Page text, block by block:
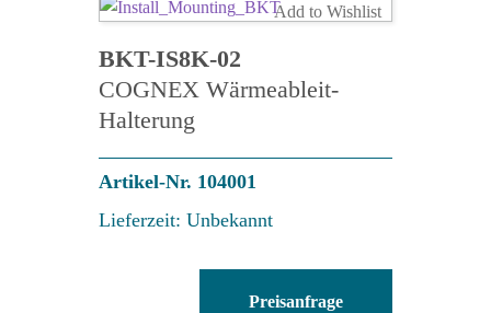
Add to Wishlist
BKT-IS8K-02
COGNEX Wärmeableit-
Halterung
Artikel-Nr. 104001
Lieferzeit: Unbekannt
Preisanfrage